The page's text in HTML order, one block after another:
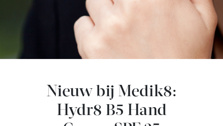
Nieuw bij Medik8:
Hydr8 B5 Hand